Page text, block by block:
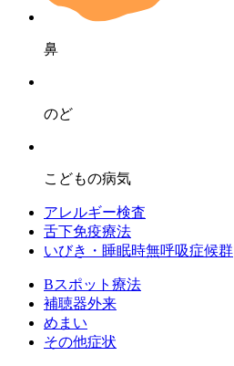
鼻
のど
こどもの病気
アレルギー検査
舌下免疫療法
いびき・睡眠時無呼吸症候群
Bスポット療法
補聴器外来
めまい
その他症状